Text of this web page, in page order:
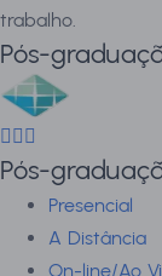
trabalho.
Pós-
Pós-
Presencial
A Distância
On-line/Ao